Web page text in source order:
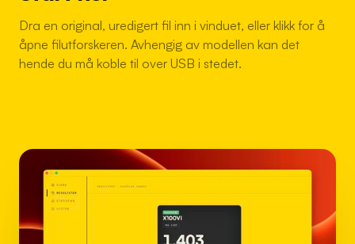
Dra en original, uredigert fil inn i vinduet, eller klikk for å
åpne filutforskeren. Avhengig av modellen kan det
hende du må koble til over USB i stedet.